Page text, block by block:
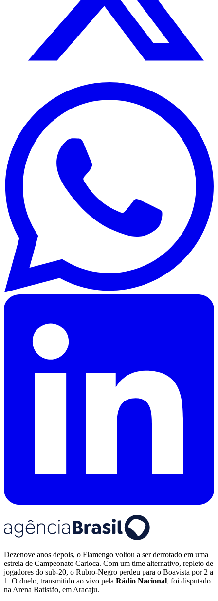
Dezenove anos depois, o Flamengo voltou a ser derrotado em uma
estreia de Campeonato Carioca. Com um time alternativo, repleto de
jogadores do sub-20, o Rubro-Negro perdeu para o Boavista por 2 a
1. O duelo, transmitido ao vivo pela Rádio Nacional, foi disputado
na Arena Batistão, em Aracaju.